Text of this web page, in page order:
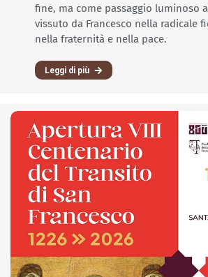
fine, ma come passaggio luminoso
vissuto da Francesco nella radicale
nella fraternità e nella pace.
Leggi di più